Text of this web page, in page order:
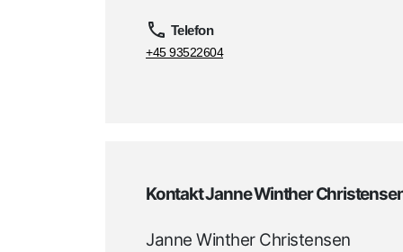
Telefon
+45 93522604
Kontakt Janne Winther
Janne Winther Christensen